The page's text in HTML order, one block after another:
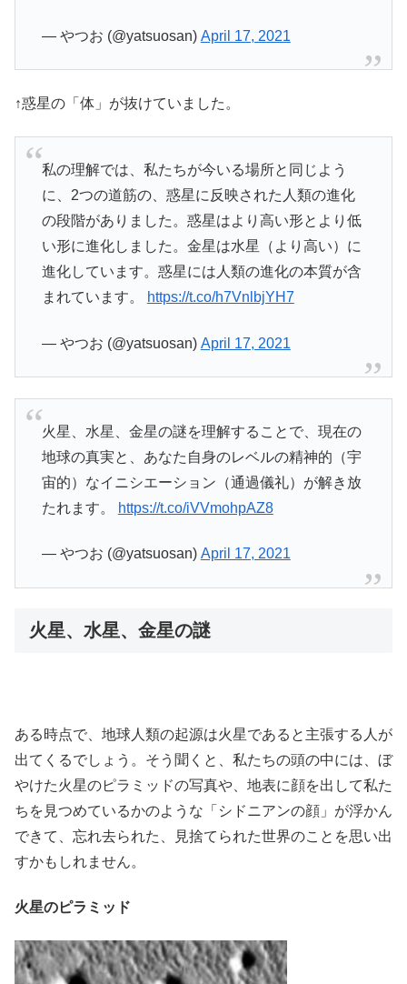
— やつお (@yatsuosan) April 17, 2021
↑惑星の「体」が抜けていました。
私の理解では、私たちが今いる場所と同じよう
に、2つの道筋の、惑星に反映された人類の進化
の段階がありました。惑星はより高い形とより低
い形に進化しました。金星は水星（より高い）に
進化しています。惑星には人類の進化の本質が含
まれています。
https://t.co/h7VnlbjYH7
— やつお (@yatsuosan) April 17, 2021
火星、水星、金星の謎を理解することで、現在の
地球の真実と、あなた自身のレベルの精神的（宇
宙的）なイニシエーション（通過儀礼）が解き放
たれます。
https://t.co/iVVmohpAZ8
— やつお (@yatsuosan) April 17, 2021
火星、水星、金星の謎
ある時点で、地球人類の起源は火星であると主張する人が
出てくるでしょう。そう聞くと、私たちの頭の中には、ぼ
やけた火星のピラミッドの写真や、地表に顔を出して私た
ちを見つめているかのような「シドニアンの顔」が浮かん
できて、忘れ去られた、見捨てられた世界のことを思い出
すかもしれません。
火星のピラミッド